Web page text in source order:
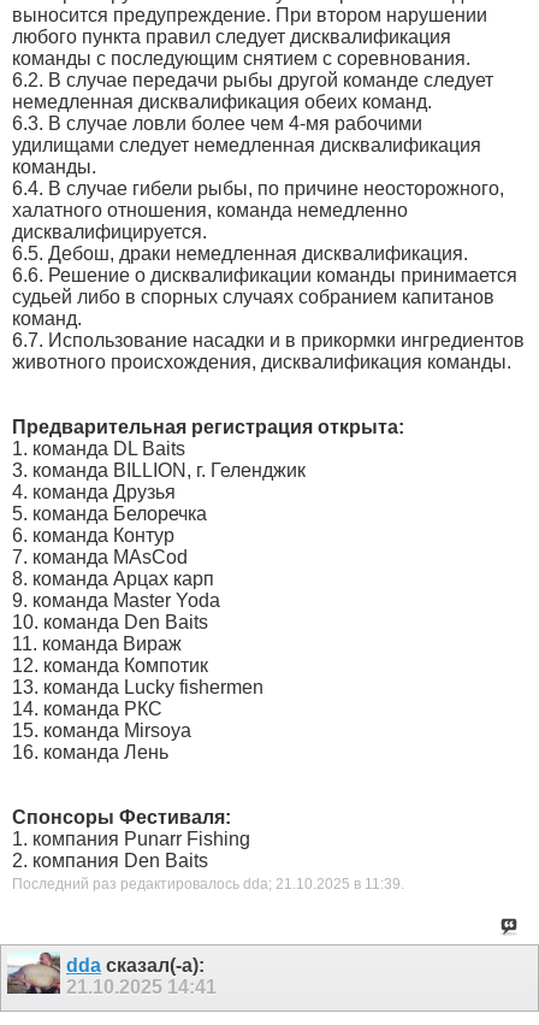
выносится предупреждение. При втором нарушении
любого пункта правил следует дисквалификация
команды с последующим снятием с соревнования.
6.2. В случае передачи рыбы другой команде следует
немедленная дисквалификация обеих команд.
6.3. В случае ловли более чем 4-мя рабочими
удилищами следует немедленная дисквалификация
команды.
6.4. В случае гибели рыбы, по причине неосторожного,
халатного отношения, команда немедленно
дисквалифицируется.
6.5. Дебош, драки немедленная дисквалификация.
6.6. Решение о дисквалификации команды принимается
судьей либо в спорных случаях собранием капитанов
команд.
6.7. Использование насадки и в прикормки ингредиентов
животного происхождения, дисквалификация команды.
Предварительная регистрация открыта:
1. команда DL Baits
3. команда BILLION, г. Геленджик
4. команда Друзья
5. команда Белоречка
6. команда Контур
7. команда MAsCod
8. команда Арцах карп
9. команда Master Yoda
10. команда Den Baits
11. команда Вираж
12. команда Компотик
13. команда Lucky fishermen
14. команда РКС
15. команда Mirsoya
16. команда Лень
Спонсоры Фестиваля:
1. компания Punarr Fishing
2. компания Den Baits
Последний раз редактировалось dda; 21.10.2025 в 11:39.
dda сказал(-а):
21.10.2025 14:41